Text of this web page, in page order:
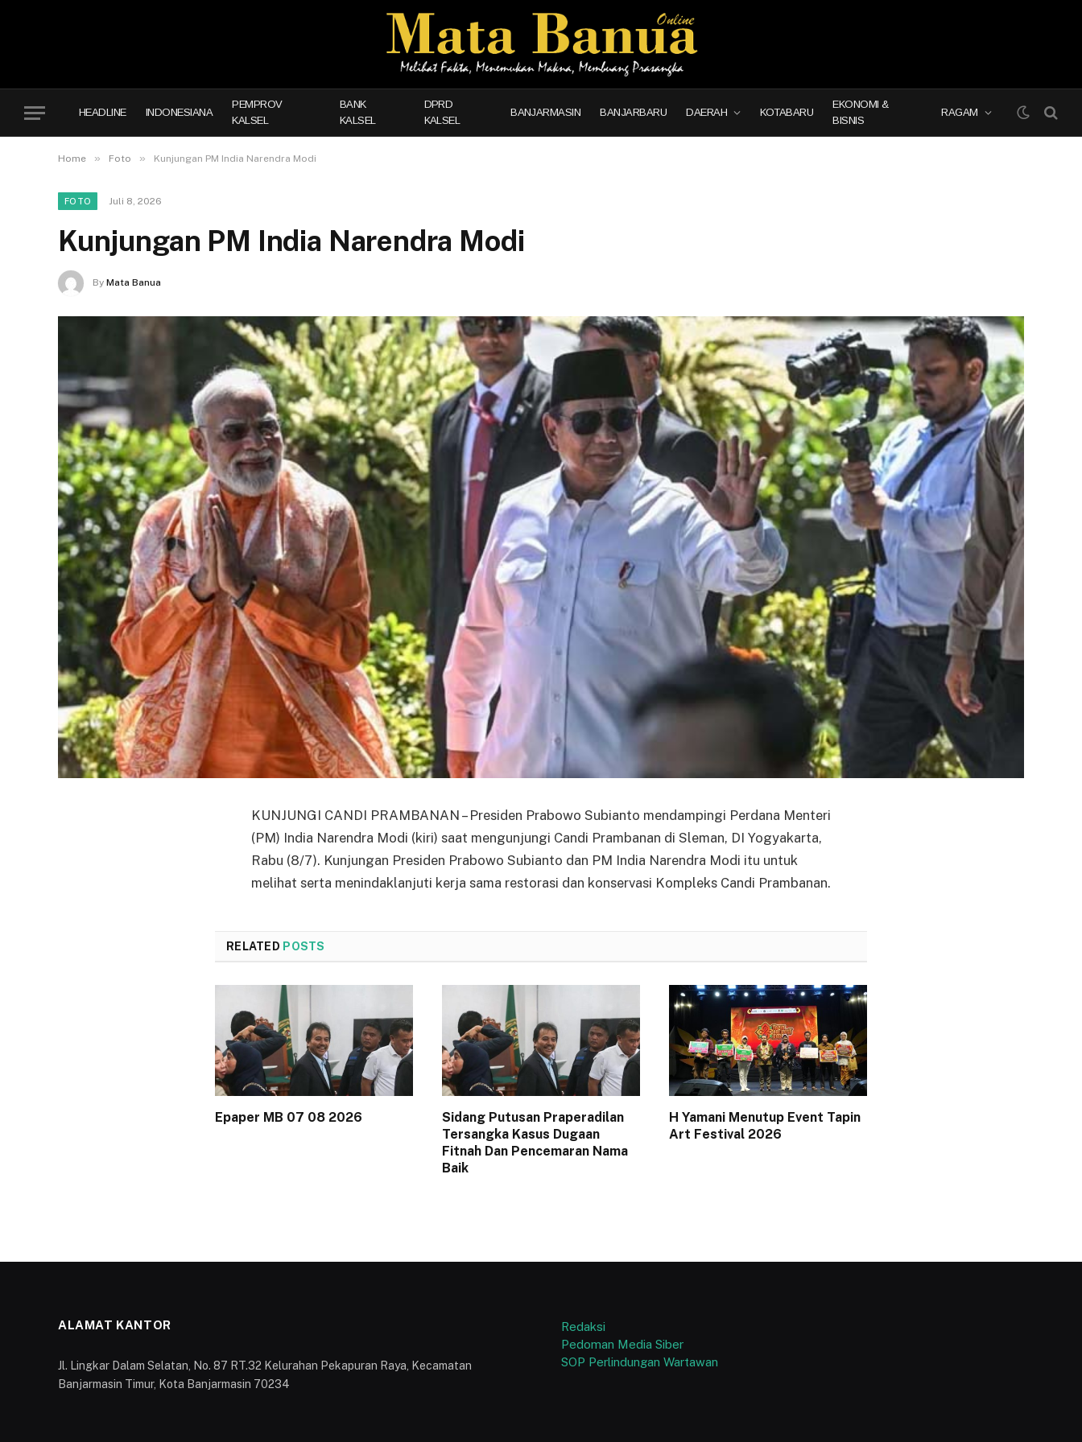
HEADLINE INDONESIANA
PEMPROV
KALSEL
BANK
KALSEL
DPRD
KALSEL
BANJARMASIN BANJARBARU DAERAH KOTABARU
EKONOMI &
BISNIS
RAGAM
Home » Foto » Kunjungan PM India Narendra Modi
FOTO Juli 8, 2026
Kunjungan PM India Narendra Modi
By Mata Banua
KUNJUNGI CANDI PRAMBANAN – Presiden Prabowo Subianto mendampingi Perdana Menteri
(PM) India Narendra Modi (kiri) saat mengunjungi Candi Prambanan di Sleman, DI Yogyakarta,
Rabu (8/7). Kunjungan Presiden Prabowo Subianto dan PM India Narendra Modi itu untuk
melihat serta menindaklanjuti kerja sama restorasi dan konservasi Kompleks Candi Prambanan.
RELATED POSTS
Epaper MB 07 08 2026
Sidang Putusan Praperadilan
Tersangka Kasus Dugaan
Fitnah Dan Pencemaran Nama
Baik
H Yamani Menutup Event Tapin
Art Festival 2026
ALAMAT KANTOR
Jl. Lingkar Dalam Selatan, No. 87 RT.32 Kelurahan Pekapuran Raya, Kecamatan
Banjarmasin Timur, Kota Banjarmasin 70234
Redaksi
Pedoman Media Siber
SOP Perlindungan Wartawan